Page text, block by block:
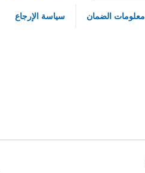
معلومات الضمان سياسة الإرجاع